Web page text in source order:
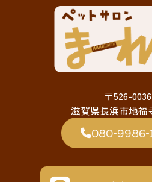
〒526-0036
滋賀県長浜市地福
080-9986-